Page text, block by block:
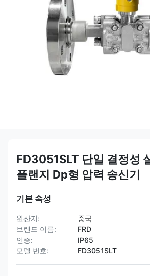
FD3051SLT 단일 결정성
플랜지 Dp형 압력 송신기
기본 속성
원산지:
중국
브랜드 이름:
FRD
인증:
IP65
모델 번호:
FD3051SLT